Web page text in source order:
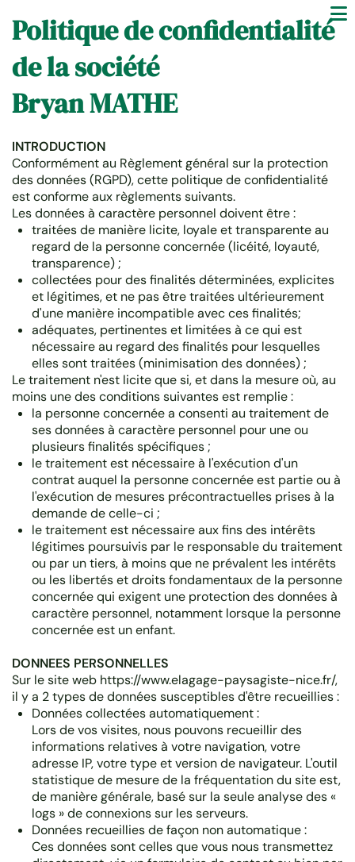
Politique de confidentialité
de la société
Bryan MATHE
INTRODUCTION
Conformément au Règlement général sur la protection
des données (RGPD), cette politique de confidentialité
est conforme aux règlements suivants.
Les données à caractère personnel doivent être :
traitées de manière licite, loyale et transparente au
regard de la personne concernée (licéité, loyauté,
transparence) ;
collectées pour des finalités déterminées, explicites
et légitimes, et ne pas être traitées ultérieurement
d'une manière incompatible avec ces finalités;
adéquates, pertinentes et limitées à ce qui est
nécessaire au regard des finalités pour lesquelles
elles sont traitées (minimisation des données) ;
Le traitement n'est licite que si, et dans la mesure où, au
moins une des conditions suivantes est remplie :
la personne concernée a consenti au traitement de
ses données à caractère personnel pour une ou
plusieurs finalités spécifiques ;
le traitement est nécessaire à l'exécution d'un
contrat auquel la personne concernée est partie ou à
l'exécution de mesures précontractuelles prises à la
demande de celle-ci ;
le traitement est nécessaire aux fins des intérêts
légitimes poursuivis par le responsable du traitement
ou par un tiers, à moins que ne prévalent les intérêts
ou les libertés et droits fondamentaux de la personne
concernée qui exigent une protection des données à
caractère personnel, notamment lorsque la personne
concernée est un enfant.
DONNEES PERSONNELLES
Sur le site web https://www.elagage-paysagiste-nice.fr/,
il y a 2 types de données susceptibles d'être recueillies :
Données collectées automatiquement :
Lors de vos visites, nous pouvons recueillir des
informations relatives à votre navigation, votre
adresse IP, votre type et version de navigateur. L'outil
statistique de mesure de la fréquentation du site est,
de manière générale, basé sur la seule analyse des «
logs » de connexions sur les serveurs.
Données recueillies de façon non automatique :
Ces données sont celles que vous nous transmettez